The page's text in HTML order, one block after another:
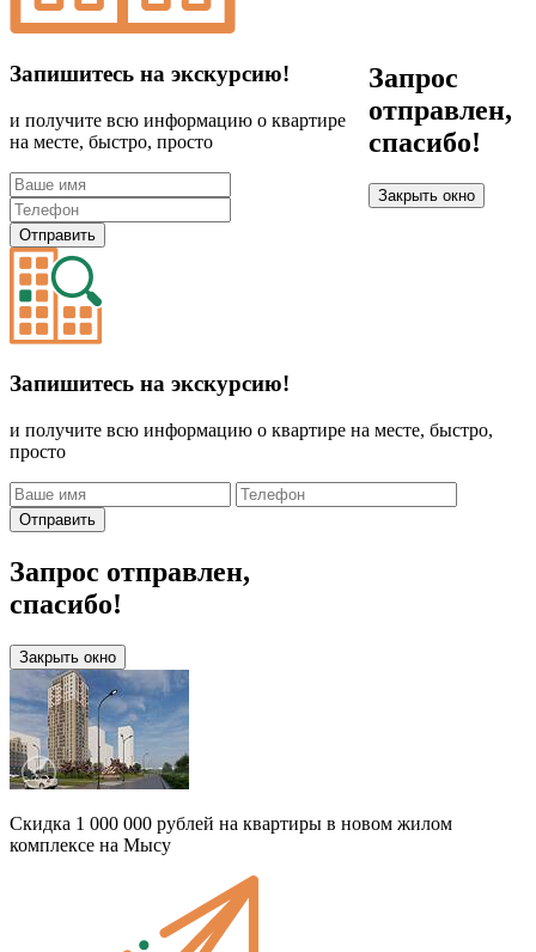
Запишитесь на экскурсию!
и получите всю информацию о квартире
на месте, быстро, просто
Отправить
Запрос
отправлен,
спасибо!
Закрыть окно
Запишитесь на экскурсию!
и получите всю информацию о квартире на месте, быстро,
просто
Отправить
Запрос отправлен,
спасибо!
Закрыть окно
Скидка 1 000 000 рублей на квартиры в новом жилом
комплексе на Мысу